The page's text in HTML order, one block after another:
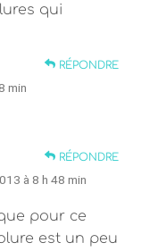
qui
RÉPONDRE
min
RÉPONDRE
à 8 h 48 min
pour ce
est un peu